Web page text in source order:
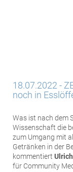
18.07.2022 -
noch in
Was ist nach dem
Wissenschaft die
zum Umgang mit
Getränken in der
kommentiert
für Community